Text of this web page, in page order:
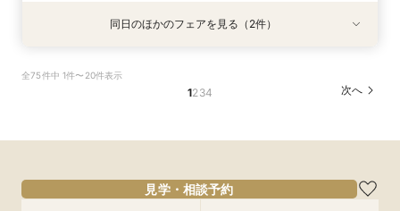
特典あり
8/29
×『絶景ビュッフェ』ご招待＆フェア成約特典付
フェアを予約
特典あり
8/29
徹底比較×絶景ランチビュッフェ券付！ホテル婚
ならではの安心感や費用の違いを確認しながら、
9:00〜
13:00〜
フェアを予約
同日のほかのフェアを見る（2件）
全75件中 1件〜20件表示
1234 次へ
見学・相談予約